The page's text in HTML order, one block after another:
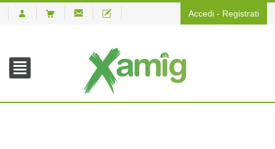
Accedi - Registrati